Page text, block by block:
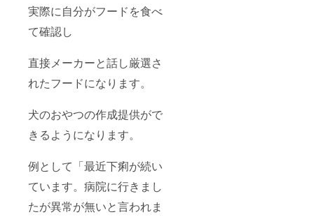
実際に自分がフードを食べ
て確認し
直接メーカーと話し厳選さ
れたフードになります。
犬のおやつの作成提供がで
きるようになります。
例として「最近下痢が続い
ています。病院に行きまし
たが異常が無いと言われま